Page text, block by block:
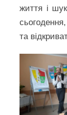
життя і
та